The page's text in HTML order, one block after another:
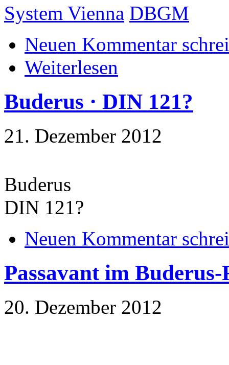
System Vienna DBGM
Neuen Kommentar
Weiterlesen
Buderus · DIN 121?
21. Dezember 2012
Buderus
DIN 121?
Neuen Kommentar
Passavant im Buderus-
20. Dezember 2012